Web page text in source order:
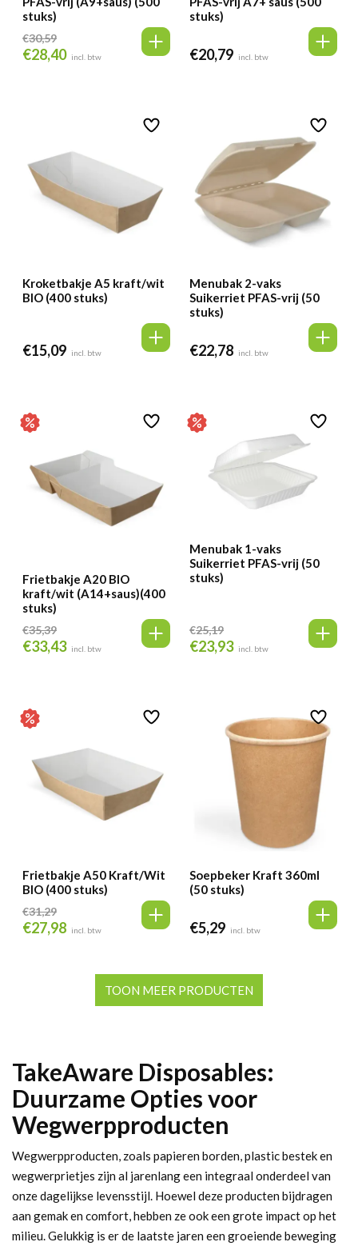
stuks)
€30,59
Oorspronkelijke
€28,40 Huidige
incl. btw
stuks)
€20,79 incl. btw
Kroketbakje A5 kraft/wit
BIO (400 stuks)
€15,09 incl. btw
Menubak 2-vaks
Suikerriet PFAS-vrij (50
stuks)
€22,78 incl. btw
Frietbakje A20 BIO
kraft/wit (A14+saus)(400
stuks)
€35,39
Oorspronkelijke
€35,39.
€33,43 Huidige
incl. btw
Menubak 1-vaks
Suikerriet PFAS-vrij (50
stuks)
€25,19
Oorspronkelijke
€23,93 Huidige
incl. btw
Frietbakje A50 Kraft/Wit
BIO (400 stuks)
€31,29
Oorspronkelijke
€27,98 Huidige
€27,98.
incl. btw
Soepbeker Kraft 360ml
(50 stuks)
€5,29 incl. btw
TOON MEER PRODUCTEN
TakeAware Disposables:
Duurzame Opties voor
Wegwerpproducten
Wegwerpproducten, zoals papieren borden, plastic bestek en
wegwerprietjes zijn al jarenlang een integraal onderdeel van
onze dagelijkse levensstijl. Hoewel deze producten bijdragen
aan gemak en comfort, hebben ze ook een grote impact op het
milieu. Gelukkig is er de laatste jaren een groeiende beweging